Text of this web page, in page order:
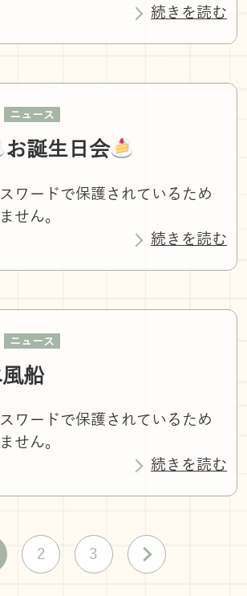
続きを読む
ニュース
お誕生日会
ワードで保護されているため
せん。
続きを読む
ニュース
船
ワードで保護されているため
せん。
続きを読む
2 3